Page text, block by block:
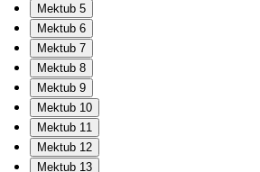
Mektub 5
Mektub 6
Mektub 7
Mektub 8
Mektub 9
Mektub 10
Mektub 11
Mektub 12
Mektub 13